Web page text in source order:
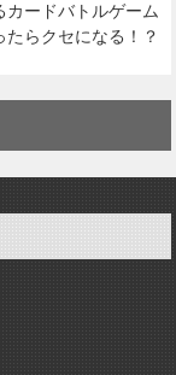
カードバトルゲーム
らクセになる！？